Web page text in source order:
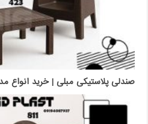
صندلی پلاستیکی مبلی | خرید انواع